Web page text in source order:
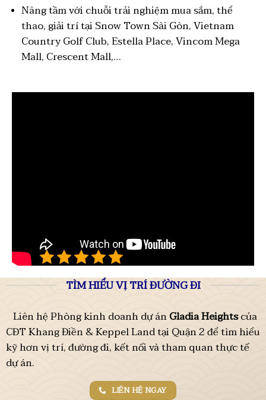
Nâng tầm với chuỗi trải nghiệm mua sắm, thể
thao, giải trí tại Snow Town Sài Gòn, Vietnam
Country Golf Club, Estella Place, Vincom Mega
Mall, Crescent Mall,…
4.9/5 - (18 bình chọn)
TÌM HIỂU VỊ TRÍ ĐƯỜNG ĐI
Liên hệ Phòng kinh doanh dự ánGladia Heightscủa
CĐT Khang Điền & Keppel Land tại Quận 2 để tìm hiểu
kỹ hơn vị trí, đường đi, kết nối và tham quan thực tế
dự án.
LIÊN HỆ NGAY